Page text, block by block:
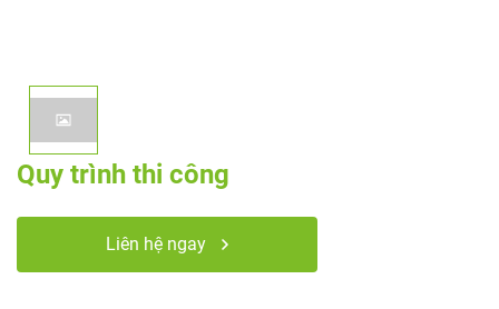
Quy trình thi công
Liên hệ ngay